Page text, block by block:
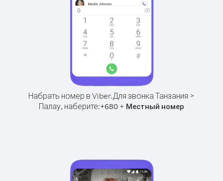
Набрать номер в Viber.Для звонка Танзания >
Палау, наберите:+680 + Местный номер